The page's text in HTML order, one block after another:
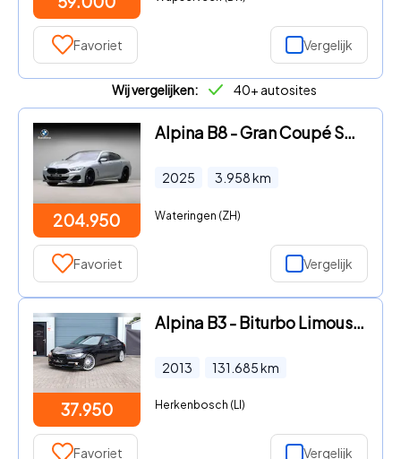
Favoriet Vergelijk
Wij vergelijken: 40+ autosites
204.950
Alpina B8 - Gran Coupé SWITCH-TRONIC Allrad - Pure Metal Silve
2025 3.958km
Wateringen (ZH)
Favoriet Vergelijk
37.950
Alpina B3 - Biturbo Limousine F30 - SD LED KW 20Inch
2013 131.685km
Herkenbosch (LI)
Favoriet Vergelijk